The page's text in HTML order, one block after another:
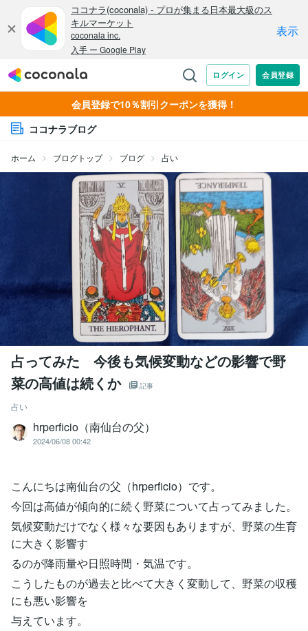
会員登録で10％割引クーポンを獲得！
ココナラブログ
ホーム ブログトップ ブログ 占い
占ってみた 今後も気候変動などの影響で野
菜の高値は続くか
記事
占い
hrperficio（南仙台の父）
2024/06/08 00:42
こんにちは南仙台の父（hrperficio）です。
今回は高値が傾向的に続く野菜について占ってみました。
気候変動だけでなく様々な要因もありますが、野菜の生育
に大きく影響す
るのが降雨量や日照時間・気温です。
こうしたものが過去と比べて大きく変動して、野菜の収穫
にも悪い影響を
与えています。